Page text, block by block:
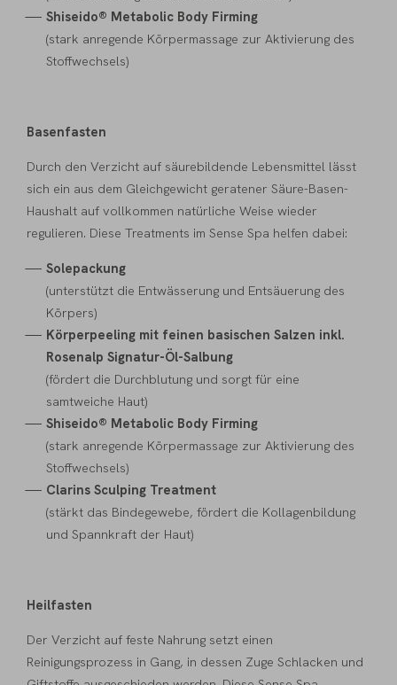
Shiseido® Metabolic Body Firming
(stark anregende Körpermassage zur Aktivierung des
Stoffwechsels)
Basenfasten
Durch den Verzicht auf säurebildende Lebensmittel lässt
sich ein aus dem Gleichgewicht geratener Säure-Basen-
Haushalt auf vollkommen natürliche Weise wieder
regulieren. Diese Treatments im Sense Spa helfen dabei:
Solepackung
(unterstützt die Entwässerung und Entsäuerung des
Körpers)
Körperpeeling mit feinen basischen Salzen inkl.
Rosenalp Signatur-Öl-Salbung
(fördert die Durchblutung und sorgt für eine
samtweiche Haut)
Shiseido® Metabolic Body Firming
(stark anregende Körpermassage zur Aktivierung des
Stoffwechsels)
Clarins Sculping Treatment
(stärkt das Bindegewebe, fördert die Kollagenbildung
und Spannkraft der Haut)
Heilfasten
Der Verzicht auf feste Nahrung setzt einen
Reinigungsprozess in Gang, in dessen Zuge Schlacken und